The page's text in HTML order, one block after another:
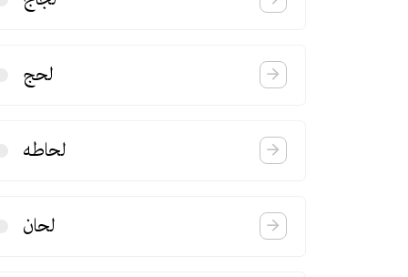
لحج
لحاطه
لحان